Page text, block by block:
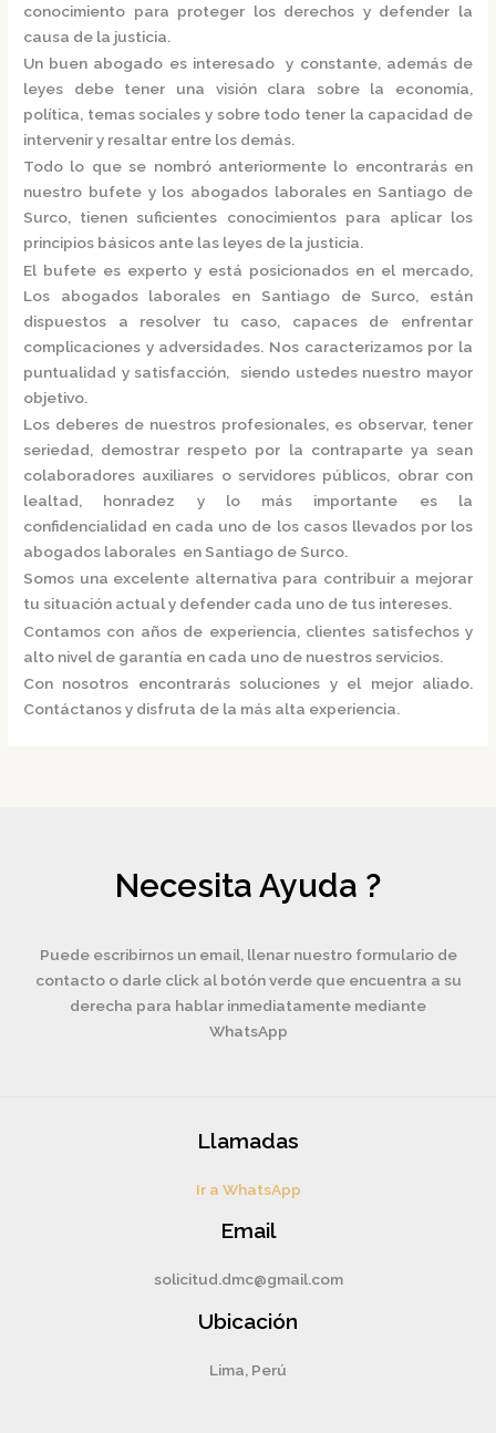
conocimiento para proteger los derechos y defender la
causa de la justicia.
Un buen abogado es interesado y constante, además de
leyes debe tener una visión clara sobre la economía,
política, temas sociales y sobre todo tener la capacidad de
intervenir y resaltar entre los demás.
Todo lo que se nombró anteriormente lo encontrarás en
nuestro bufete y los abogados laborales en Santiago de
Surco, tienen suficientes conocimientos para aplicar los
principios básicos ante las leyes de la justicia.
El bufete es experto y está posicionados en el mercado,
Los
abogados laborales en Santiago de Surco, están
dispuestos a resolver tu caso, capaces de enfrentar
complicaciones y adversidades. Nos caracterizamos por la
puntualidad y satisfacción, siendo ustedes nuestro mayor
objetivo.
Los deberes de nuestros profesionales, es observar, tener
seriedad, demostrar respeto por la contraparte ya sean
colaboradores auxiliares o servidores públicos, obrar con
lealtad, honradez y lo más importante es la
confidencialidad en cada uno de los casos llevados por los
abogados laborales en Santiago de Surco.
Somos una excelente alternativa para contribuir a mejorar
tu situación actual y defender cada uno de tus intereses.
Contamos con años de experiencia, clientes satisfechos y
alto nivel de garantía en cada uno de nuestros servicios.
Con nosotros encontrarás soluciones y el mejor aliado.
Contáctanos y disfruta de la más alta experiencia.
Necesita Ayuda ?
Puede escribirnos un email, llenar nuestro formulario de
contacto o darle click al botón verde que encuentra a su
derecha para hablar inmediatamente mediante
WhatsApp
Llamadas
Ir a WhatsApp
Email
solicitud.dmc@gmail.com
Ubicación
Lima, Perú